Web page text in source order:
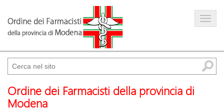
Amministrazione trasparente
Cerca
Ordine dei Farmacisti della provincia di
Modena